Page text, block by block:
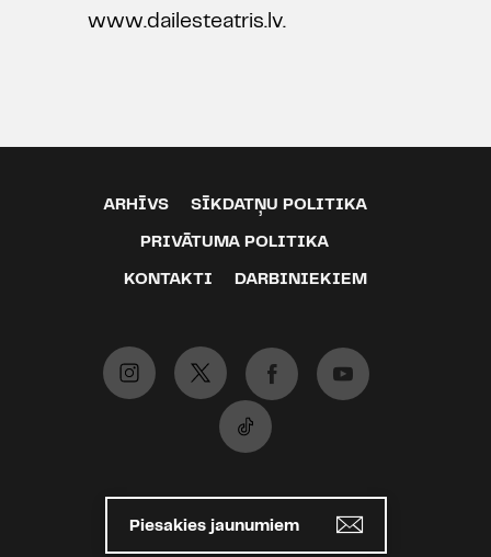
www.dailesteatris.lv.
ARHĪVS SĪKDATŅU POLITIKA
PRIVĀTUMA POLITIKA
KONTAKTI DARBINIEKIEM
Piesakies jaunumiem